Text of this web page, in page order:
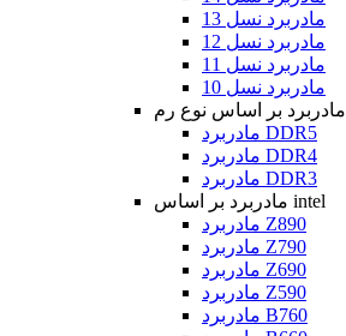
مادربرد نسل 13
مادربرد نسل 12
مادربرد نسل 11
مادربرد نسل 10
مادربرد بر اساس نوع رم
مادربرد DDR5
مادربرد DDR4
مادربرد DDR3
مادربرد بر اساس intel
مادربرد Z890
مادربرد Z790
مادربرد Z690
مادربرد Z590
مادربرد B760